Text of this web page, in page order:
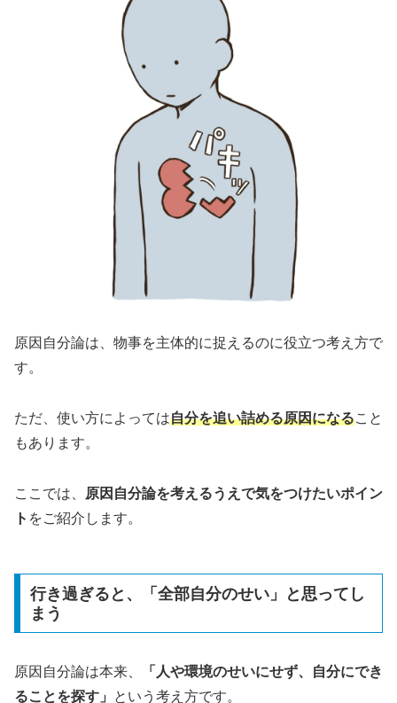
原因自分論は、物事を主体的に捉えるのに役立つ考え方で
す。
ただ、使い方によっては自分を追い詰める原因になること
もあります。
ここでは、
原因自分論を考えるうえで気をつけたいポイン
ト をご紹介します。
行き過ぎると、「全部自分のせい」と思ってし
まう
原因自分論は本来、
「人や環境のせいにせず、自分にでき
ることを探す」
という考え方です。